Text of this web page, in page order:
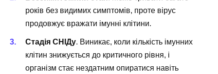
років без видимих симптомів, проте вірус
продовжує вражати імунні клітини.
Стадія СНІДу. Виникає, коли кількість імунних
клітин знижується до критичного рівня, і
організм стає нездатним опиратися навіть